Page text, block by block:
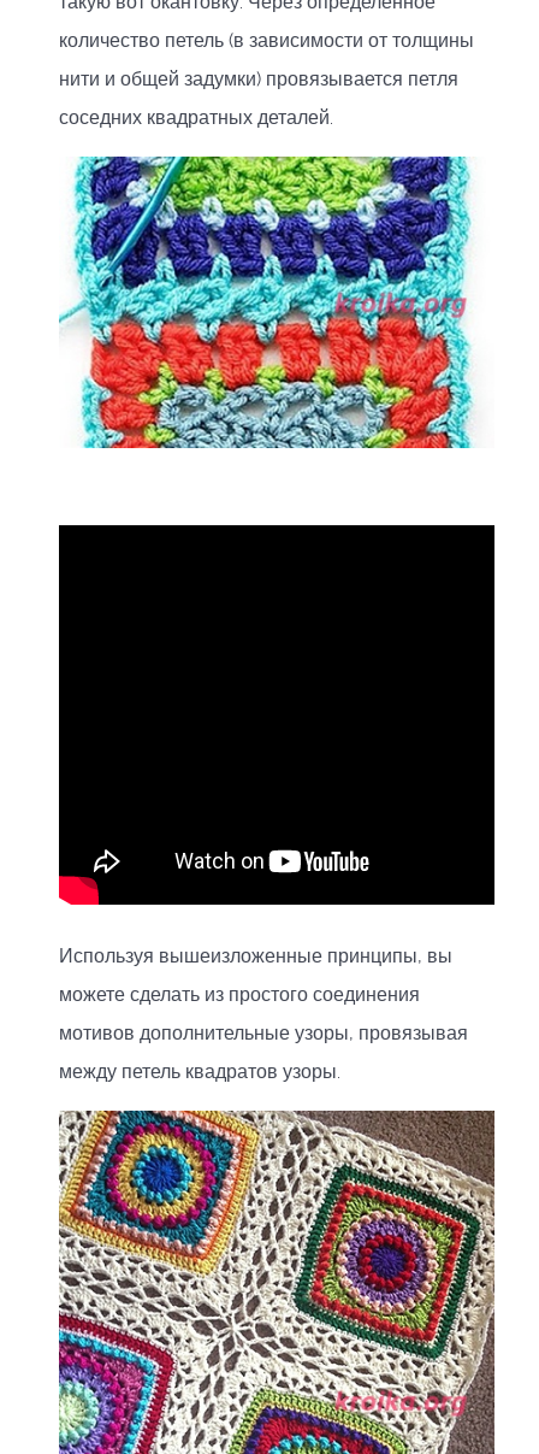
количество петель (в зависимости от толщины
нити и общей задумки) провязывается петля
соседних квадратных деталей.
Используя вышеизложенные принципы, вы
можете сделать из простого соединения
мотивов дополнительные узоры, провязывая
между петель квадратов узоры.